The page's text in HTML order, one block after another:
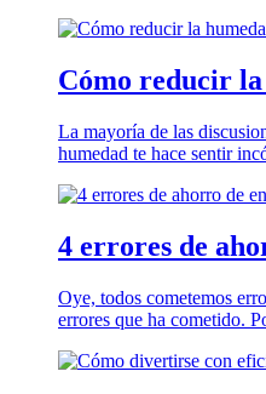
Cómo reducir la
La mayoría de las
humedad te hace sentir
4 errores de
Oye, todos cometemos
errores que ha cometido.